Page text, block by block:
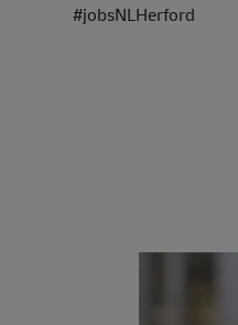
#jobsNLHerford